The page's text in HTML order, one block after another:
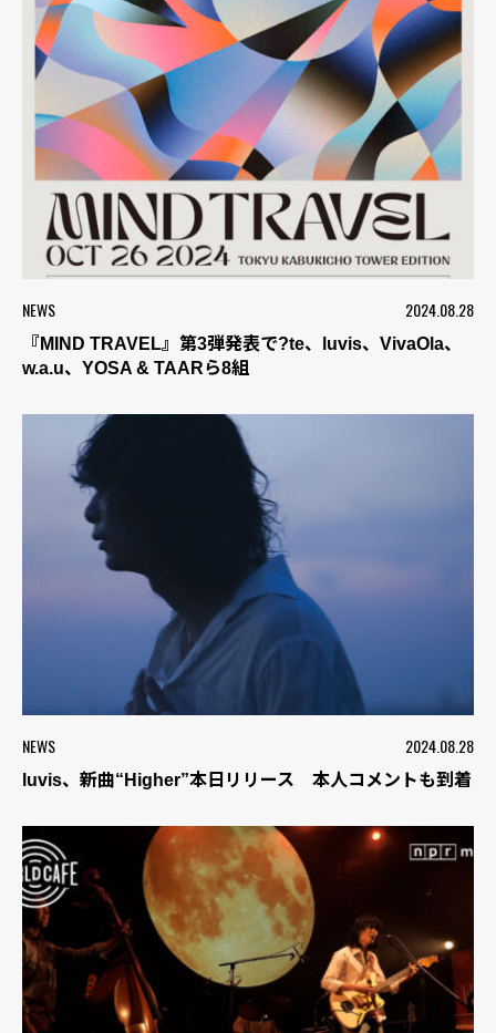
NEWS 2024.08.28
『MIND TRAVEL』第3弾発表で?te、luvis、VivaOla、
w.a.u、YOSA & TAARら8組
NEWS 2024.08.28
luvis、新曲“Higher”本日リリース 本人コメントも到着